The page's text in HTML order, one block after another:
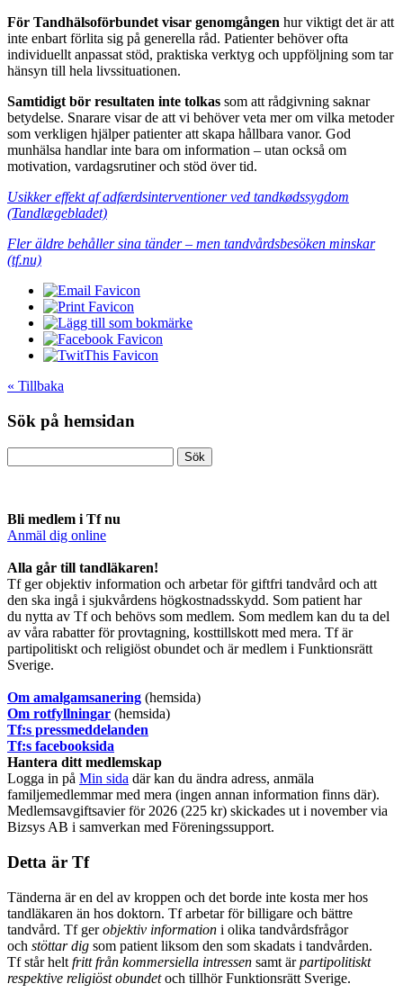
För Tandhälsoförbundet visar genomgången hur viktigt det är att
inte enbart förlita sig på generella råd. Patienter behöver ofta
individuellt anpassat stöd, praktiska verktyg och uppföljning som tar
hänsyn till hela livssituationen.
Samtidigt bör resultaten inte tolkas som att rådgivning saknar
betydelse. Snarare visar de att vi behöver veta mer om vilka metoder
som verkligen hjälper patienter att skapa hållbara vanor. God
munhälsa handlar inte bara om information – utan också om
motivation, vardagsrutiner och stöd över tid.
Usikker effekt af adfærdsinterventioner ved tandkødssygdom
(Tandlægebladet)
Fler äldre behåller sina tänder – men tandvårdsbesöken minskar
(tf.nu)
« Tillbaka
Sök på hemsidan
Bli medlem i Tf nu
Anmäl dig online
​Alla går till tandläkaren!
Tf ger objektiv information och arbetar för giftfri tandvård och att
den ska ingå i sjukvårdens högkostnadsskydd. Som patient har
du nytta av Tf och behövs som medlem. Som medlem kan du ta del
av våra rabatter för provtagning, kosttillskott med mera. Tf är
partipolitiskt och religiöst obundet och är medlem i Funktionsrätt
Sverige.
Om amalgamsanering (hemsida)
Om rotfyllningar (hemsida)
​Tf:s pressmeddelanden
Tf:s facebooksida
Hantera ditt medlemskap
Logga in på Min sida där kan du ändra adress, anmäla
familjemedlemmar med mera (ingen annan information finns där).
Medlemsavgiftsavier för 2026 (225 kr) skickades ut i november via
Bizsys AB i samverkan med Föreningssupport.
Detta är Tf
Tänderna är en del av kroppen och det borde inte kosta mer hos
tandläkaren än hos doktorn. Tf arbetar för billigare och bättre
tandvård. Tf gerobjektiv information i olika tandvårdsfrågor
och stöttar dig som patient liksom den som skadats i tandvården.
Tf står helt fritt från kommersiella intressen samt ärpartipolitiskt
respektive religiöst obundetoch tillhör Funktionsrätt Sverige.